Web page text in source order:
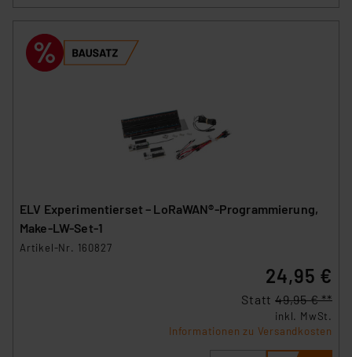
ELV Experimentierset – LoRaWAN®-Programmierung,
Make-LW-Set-1
Artikel-Nr. 160827
24,95 €
Statt 49,95 € **
inkl. MwSt.
Informationen zu Versandkosten